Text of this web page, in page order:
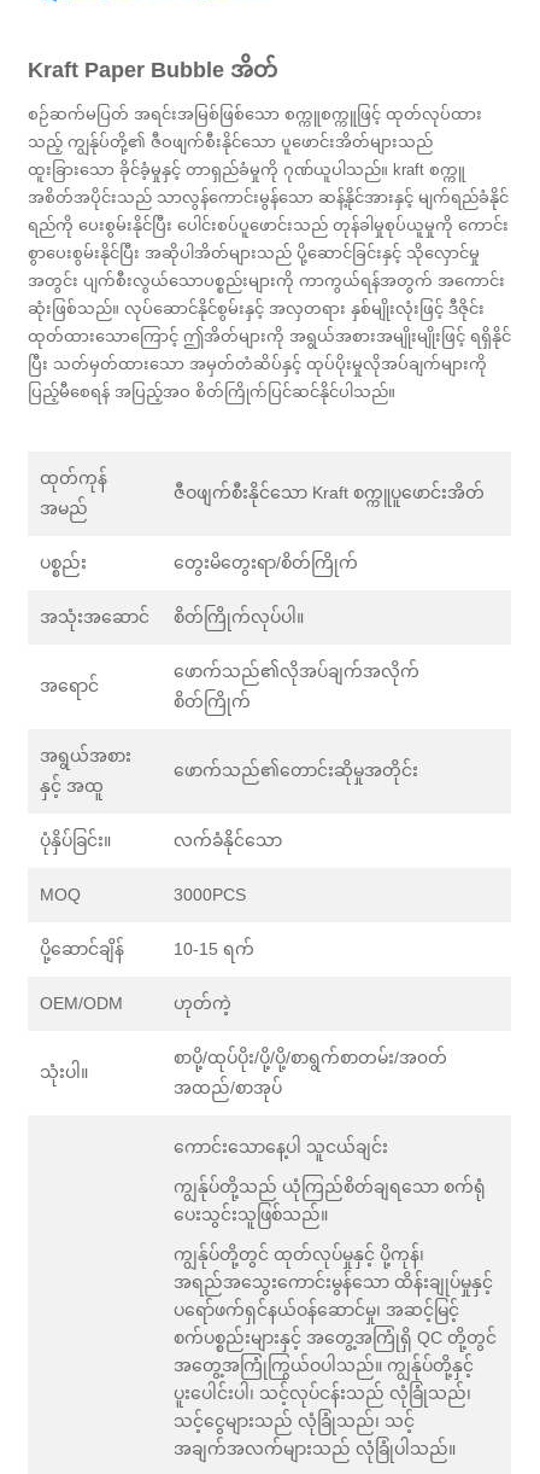
Kraft Paper Bubble အိတ်
စဉ်ဆက်မပြတ် အရင်းအမြစ်ဖြစ်သော စက္ကူစက္ကူဖြင့် ထုတ်လုပ်ထား
သည့် ကျွန်ုပ်တို့၏ ဇီဝဖျက်စီးနိုင်သော ပူဖောင်းအိတ်များသည်
ထူးခြားသော ခိုင်ခံ့မှုနှင့် တာရှည်ခံမှုကို ဂုဏ်ယူပါသည်။ kraft စက္ကူ
အစိတ်အပိုင်းသည် သာလွန်ကောင်းမွန်သော ဆန့်နိုင်အားနှင့် မျက်ရည်ခံနိုင်
ရည်ကို ပေးစွမ်းနိုင်ပြီး ပေါင်းစပ်ပူဖောင်းသည် တုန်ခါမှုစုပ်ယူမှုကို ကောင်း
စွာပေးစွမ်းနိုင်ပြီး အဆိုပါအိတ်များသည် ပို့ဆောင်ခြင်းနှင့် သိုလှောင်မှု
အတွင်း ပျက်စီးလွယ်သောပစ္စည်းများကို ကာကွယ်ရန်အတွက် အကောင်း
ဆုံးဖြစ်သည်။ လုပ်ဆောင်နိုင်စွမ်းနှင့် အလှတရား နှစ်မျိုးလုံးဖြင့် ဒီဇိုင်း
ထုတ်ထားသောကြောင့် ဤအိတ်များကို အရွယ်အစားအမျိုးမျိုးဖြင့် ရရှိနိုင်
ပြီး သတ်မှတ်ထားသော အမှတ်တံဆိပ်နှင့် ထုပ်ပိုးမှုလိုအပ်ချက်များကို
ပြည့်မီစေရန် အပြည့်အဝ စိတ်ကြိုက်ပြင်ဆင်နိုင်ပါသည်။
ထုတ်ကုန်
အမည်
ဇီဝဖျက်စီးနိုင်သော Kraft စက္ကူပူဖောင်းအိတ်
ပစ္စည်း တွေးမိတွေးရာ/စိတ်ကြိုက်
အသုံးအဆောင် စိတ်ကြိုက်လုပ်ပါ။
အရောင်
ဖောက်သည်၏လိုအပ်ချက်အလိုက်
စိတ်ကြိုက်
အရွယ်အစား
နှင့် အထူ
ဖောက်သည်၏တောင်းဆိုမှုအတိုင်း
ပုံနှိပ်ခြင်း။ လက်ခံနိုင်သော
MOQ 3000PCS
ပို့ဆောင်ချိန် 10-15 ရက်
OEM/ODM ဟုတ်ကဲ့
သုံးပါ။
စာပို့/ထုပ်ပိုး/ပို့/ပို့/စာရွက်စာတမ်း/အ၀တ်
အထည်/စာအုပ်
ကောင်းသောနေ့ပါ သူငယ်ချင်း
ကျွန်ုပ်တို့သည် ယုံကြည်စိတ်ချရသော စက်ရုံ
ပေးသွင်းသူဖြစ်သည်။
ကျွန်ုပ်တို့တွင် ထုတ်လုပ်မှုနှင့် ပို့ကုန်၊
အရည်အသွေးကောင်းမွန်သော ထိန်းချုပ်မှုနှင့်
ပရော်ဖက်ရှင်နယ်ဝန်ဆောင်မှု၊ အဆင့်မြင့်
စက်ပစ္စည်းများနှင့် အတွေ့အကြုံရှိ QC တို့တွင်
အတွေ့အကြုံကြွယ်ဝပါသည်။ ကျွန်ုပ်တို့နှင့်
ပူးပေါင်းပါ၊ သင့်လုပ်ငန်းသည် လုံခြုံသည်၊
သင့်ငွေများသည် လုံခြုံသည်၊ သင့်
အချက်အလက်များသည် လုံခြုံပါသည်။